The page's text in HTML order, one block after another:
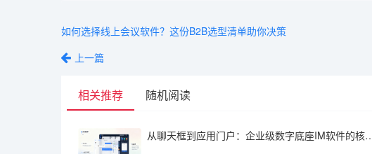
如何选择线上会议软件？这份B2B选型清单助你决策
上一篇
相关推荐 随机阅读
从聊天框到应用门户：企业